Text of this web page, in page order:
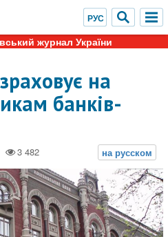
журнал України
на
банків-